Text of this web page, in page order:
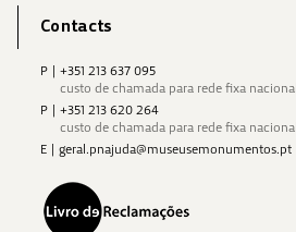
Contacts
P
+351 213 637 095
custo de chamada para rede fixa nacional
P
+351 213 620 264
custo de chamada para rede fixa nacional
E
geral.pnajuda@museusemonumentos.pt